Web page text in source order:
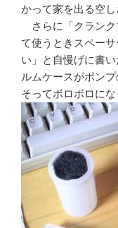
かって家を出る空し
さらに「クランク
て使うときスペー
い」と自慢げに書
ルムケースがポン
そってボロボロにな